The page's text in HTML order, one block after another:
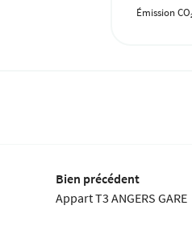
Émission CO
Bien précédent
Appart T3 ANGERS GARE